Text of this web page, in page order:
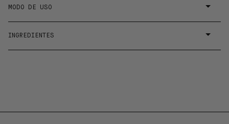
MODO DE USO
INGREDIENTES